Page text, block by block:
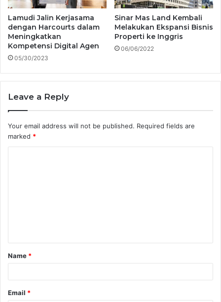
Lamudi Jalin Kerjasama
dengan Harcourts dalam
Meningkatkan
Kompetensi Digital Agen
05/30/2023
Sinar Mas Land Kembali
Melakukan Ekspansi Bisnis
Properti ke Inggris
06/06/2022
Leave a Reply
Your email address will not be published. Required fields are
marked *
t
*
Name *
Email *